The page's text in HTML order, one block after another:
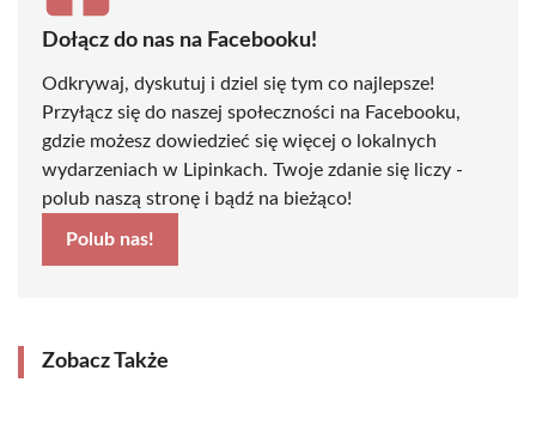
Dołącz do nas na Facebooku!
Odkrywaj, dyskutuj i dziel się tym co najlepsze!
Przyłącz się do naszej społeczności na Facebooku,
gdzie możesz dowiedzieć się więcej o lokalnych
wydarzeniach w Lipinkach. Twoje zdanie się liczy -
polub naszą stronę i bądź na bieżąco!
Polub nas!
Zobacz Także